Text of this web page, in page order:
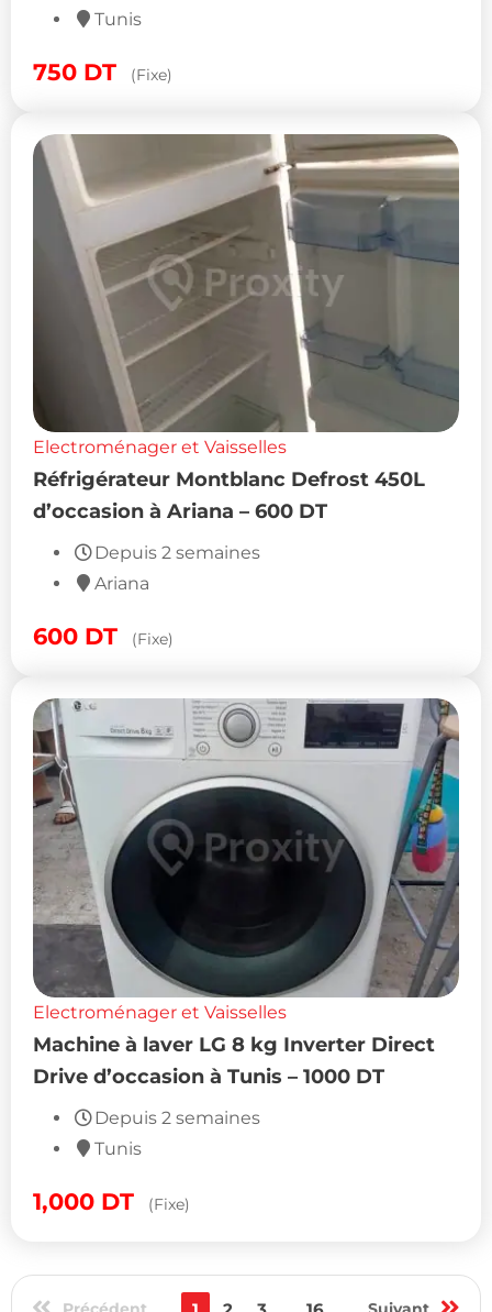
Tunis
750 DT (Fixe)
Electroménager et Vaisselles
Réfrigérateur Montblanc Defrost 450L
d’occasion à Ariana – 600 DT
Depuis 2 semaines
Ariana
600 DT (Fixe)
Electroménager et Vaisselles
Machine à laver LG 8 kg Inverter Direct
Drive d’occasion à Tunis – 1000 DT
Depuis 2 semaines
Tunis
1,000 DT (Fixe)